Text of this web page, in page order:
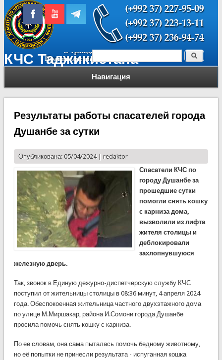
КЧС Таджикистана
Навигация
Форма поиска Поиск
Результаты работы спасателей города
Душанбе за сутки
Опубликована: 05/04/2024 | redaktor
Спасатели КЧС по
городу Душанбе за
прошедшие сутки
помогли снять кошку
с карниза дома,
вызволили из лифта
жителя столицы и
деблокировали
захлопнувшуюся
железную дверь.
Так, звонок в Единую дежурно-диспетчерскую службу КЧС
поступил от жительницы столицы в 08:36 минут, 4 апреля 2024
года. Обеспокоенная жительница частного двухэтажного дома
по улице М.Миршакар, района И.Сомони города Душанбе
просила помочь снять кошку с карниза.
По ее словам, она сама пыталась помочь бедному животному,
но её попытки не принесли результата - испуганная кошка